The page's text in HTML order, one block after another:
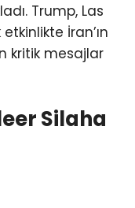
Trump, Las
İran’ın
kritik mesajlar
Silaha